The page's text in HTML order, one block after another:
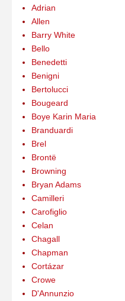
Adrian
Allen
Barry White
Bello
Benedetti
Benigni
Bertolucci
Bougeard
Boye Karin Maria
Branduardi
Brel
Brontë
Browning
Bryan Adams
Camilleri
Carofiglio
Celan
Chagall
Chapman
Cortázar
Crowe
D'Annunzio